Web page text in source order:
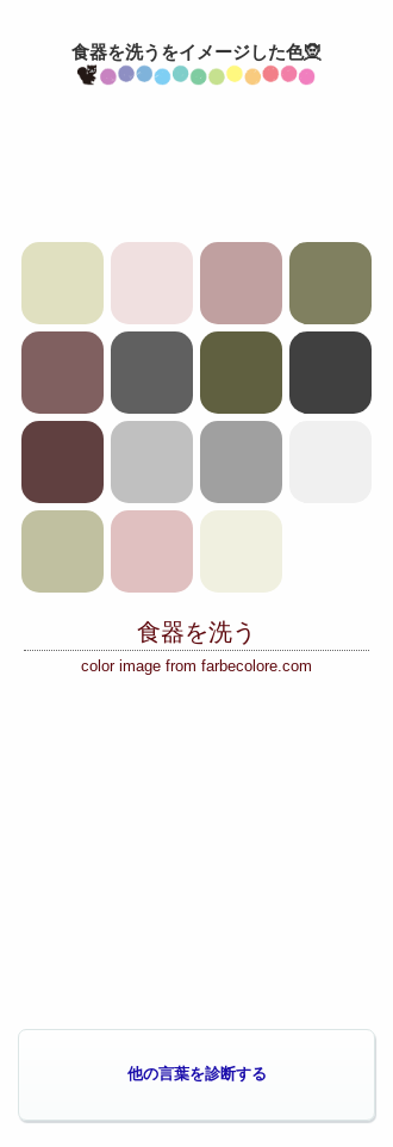
食器を洗うをイメージした色🧝
食器を洗う
color image from farbecolore.com
他の言葉を診断する